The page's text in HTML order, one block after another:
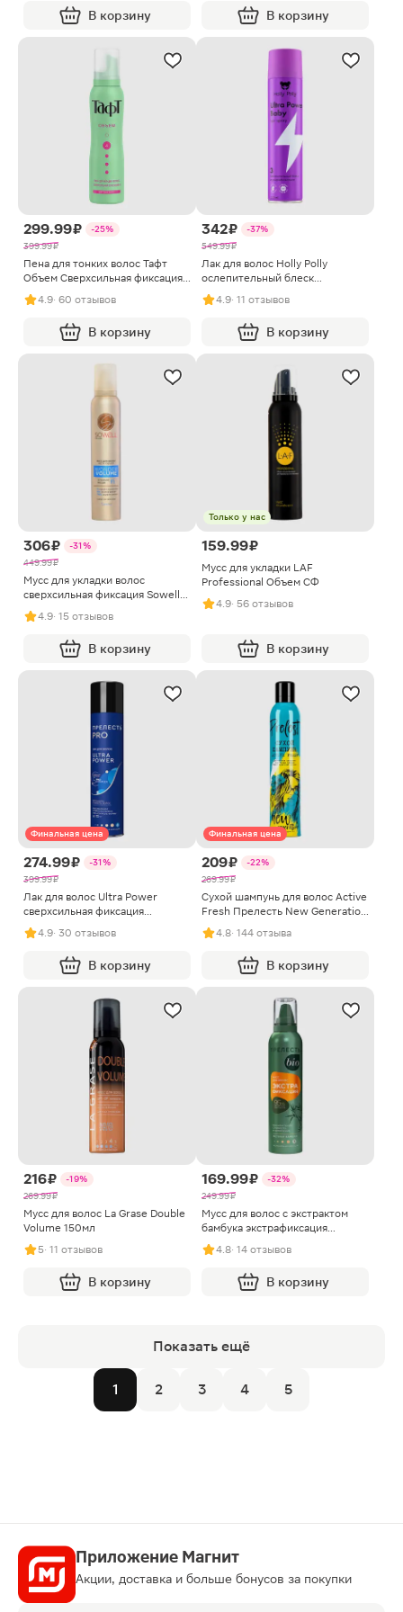
В корзину В корзину
299.99 ₽
-25%
399.99 ₽
Пена для тонких волос Тафт
Объем Сверхсильная фиксация
150мл
4.9· 60 отзывов
В корзину
342 ₽
-37%
549.99 ₽
Лак для волос Holly Polly
ослепительный блеск
ультрафиксация 250мл
4.9· 11 отзывов
В корзину
306 ₽
-31%
449.99 ₽
Мусс для укладки волос
сверхсильная фиксация Sowell
Wonder Volume 200мл
4.9· 15 отзывов
В корзину
Только у нас
159.99 ₽
Мусс для укладки LAF
Professional Объем СФ
4.9· 56 отзывов
В корзину
Финальная цена
274.99 ₽
-31%
399.99 ₽
Лак для волос Ultra Power
сверхсильная фиксация
Прелесть Pro 300мл
4.9· 30 отзывов
В корзину
Финальная цена
209 ₽
-22%
269.99 ₽
Сухой шампунь для волос Active
Fresh Прелесть New Generation
200мл
4.8· 144 отзыва
В корзину
216 ₽
-19%
269.99 ₽
Мусс для волос La Grase Double
Volume 150мл
5· 11 отзывов
В корзину
169.99 ₽
-32%
249.99 ₽
Мусс для волос с экстрактом
бамбука экстрафиксация
Прелесть Био 160мл
4.8· 14 отзывов
В корзину
Показать ещё
1 2 3 4 5
Приложение Магнит
Акции, доставка и больше бонусов за покупки